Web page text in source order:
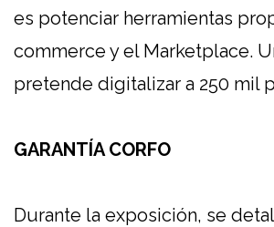
es potenciar herramientas
commerce y el Marketplace.
pretende digitalizar a 250 mil
GARANTÍA CORFO
Durante la exposición, se